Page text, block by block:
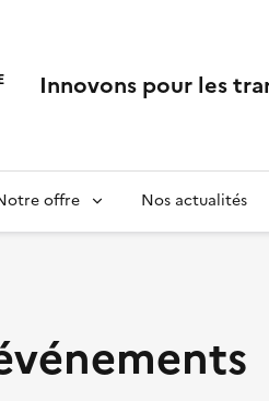
Innovons pour les
offre Nos actualités